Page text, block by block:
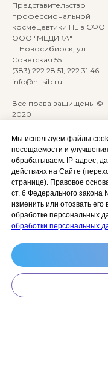
Мы используем файлы
посещаемости и
обрабатываем: IP‑адрес,
действиях на Сайте
странице). Правовое
ст. 6 Федерального
изменить или отозвать
обработке персональных
обработки персональных
Представительство
профессиональной
космецевтики HL в СФО
ООО "МЕДИКА"
г. Новосибирск, ул.
Советская 55
(383) 222 28 51, 222 31 46
info@hl-sib.ru
Все права защищены ©
2020
ANKRYONK
Акции и скидки
Оплата, доставка и
Сотрудничество
Личный кабинет